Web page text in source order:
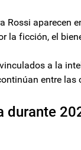
Rossi aparecen
la ficción, el
a la
entre
durante